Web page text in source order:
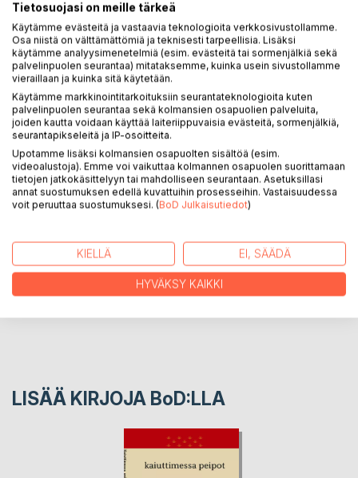
Runokokoelma Auringonpilkuttaja muodostuu roolirunoista,
joissa pääsevät ääneen 1700 - 1800 -luvuilla syntyneet
Itard, Montessori ja Steiner sekä heidän lähipiirinsä.
Runojen lukijana saat yllesi toisen henkilön nahan ja
ajatukset.
Auringonpilkuttaja on nautittavaksi makean karvas cocktail,
jossa sekoittuvat fiktio ja fakta. Samalla se on matka
aikakauteen, jossa lapsi harvoin nähtiin yksilönä eikä vielä
tunnistettu lapsuutta omana erityisenä ajanjaksona.
KIRJAILIJA
LEHDISTÖARVOSTELUT
LUKIJA-ARVOSTELUT
LISÄÄ KIRJOJA BoD:LLA
Tietosuojasi on meille tärkeä
Käytämme evästeitä ja vastaavia teknologioita verkkosivustollamme.
Osa niistä on välttämättömiä ja teknisesti tarpeellisia. Lisäksi
käytämme analyysimenetelmiä (esim. evästeitä tai sormenjälkiä sekä
palvelinpuolen seurantaa) mitataksemme, kuinka usein sivustollamme
vieraillaan ja kuinka sitä käytetään.
Käytämme markkinointitarkoituksiin seurantateknologioita kuten
palvelinpuolen seurantaa sekä kolmansien osapuolien palveluita,
joiden kautta voidaan käyttää laiteriippuvaisia evästeitä, sormenjälkiä,
seurantapikseleitä ja IP-osoitteita.
Upotamme lisäksi kolmansien osapuolten sisältöä (esim.
videoalustoja). Emme voi vaikuttaa kolmannen osapuolen suorittamaan
tietojen jatkokäsittelyyn tai mahdolliseen seurantaan. Asetuksillasi
annat suostumuksen edellä kuvattuihin prosesseihin. Vastaisuudessa
voit peruuttaa suostumuksesi. (BoD Julkaisutiedot)
KIELLÄ EI, SÄÄDÄ
HYVÄKSY KAIKKI